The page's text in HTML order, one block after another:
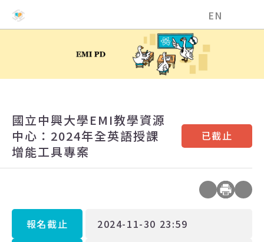
EN
國立中興大學EMI教學資源
中心：2024年全英語授課
增能工具專案
已截止
報名截止 2024-11-30 23:59